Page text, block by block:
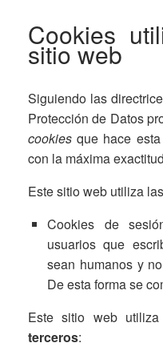
Cookies
sitio web
Siguiendo las
Protección de Datos
cookies que hace
con la máxima
Este sitio web utiliza
Cookies de
usuarios que
sean humanos y
De esta forma se
Este sitio web
terceros: